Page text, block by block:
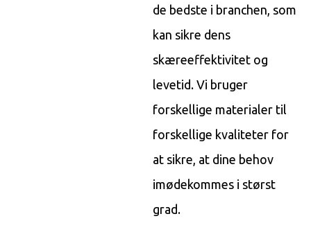
de bedste i branchen, som
kan sikre dens
skæreeffektivitet og
levetid. Vi bruger
forskellige materialer til
forskellige kvaliteter for
at sikre, at dine behov
imødekommes i størst
grad.